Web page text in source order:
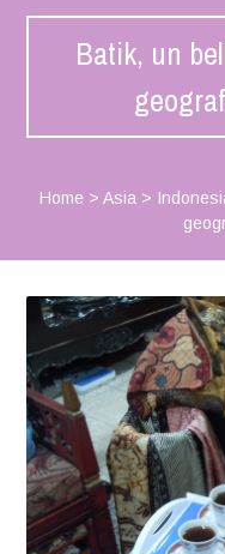
Batik, un
Home > Asia >